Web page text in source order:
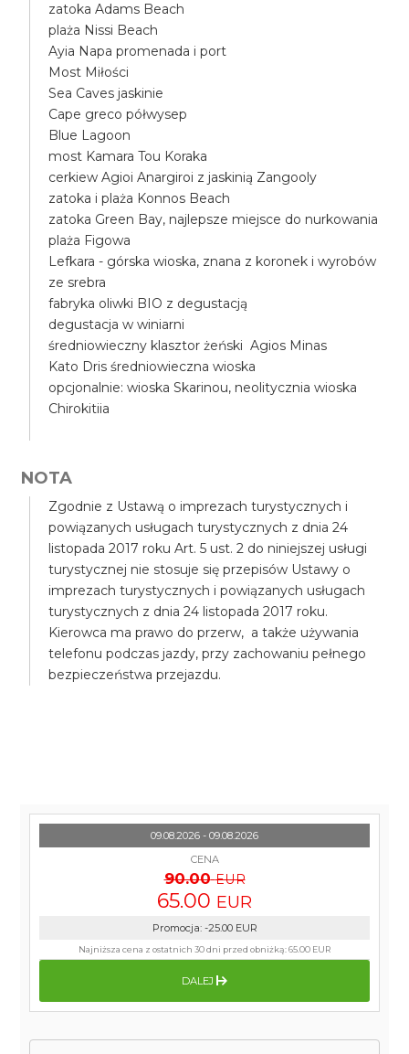
zatoka Adams Beach
plaża Nissi Beach
Ayia Napa promenada i port
Most Miłości
Sea Caves jaskinie
Cape greco półwysep
Blue Lagoon
most Kamara Tou Koraka
cerkiew Agioi Anargiroi z jaskinią Zangooly
zatoka i plaża Konnos Beach
zatoka Green Bay, najlepsze miejsce do nurkowania
plaża Figowa
Lefkara - górska wioska, znana z koronek i wyrobów
ze srebra
fabryka oliwki BIO z degustacją
degustacja w winiarni
średniowieczny klasztor żeński Agios Minas
Kato Dris średniowieczna wioska
opcjonalnie: wioska Skarinou, neolitycznia wioska
Chirokitiia
NOTA
Zgodnie z Ustawą o imprezach turystycznych i
powiązanych usługach turystycznych z dnia 24
listopada 2017 roku Art. 5 ust. 2 do niniejszej usługi
turystycznej nie stosuje się przepisów Ustawy o
imprezach turystycznych i powiązanych usługach
turystycznych z dnia 24 listopada 2017 roku.
Kierowca ma prawo do przerw, a także używania
telefonu podczas jazdy, przy zachowaniu pełnego
bezpieczeństwa przejazdu.
09.08.2026 - 09.08.2026
CENA
90.00 EUR
65.00 EUR
Promocja: -25.00 EUR
Najniższa cena z ostatnich 30 dni przed obniżką:65.00 EUR
DALEJ